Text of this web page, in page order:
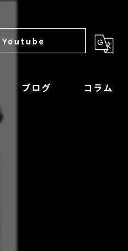
Youtube
ブログ コラム